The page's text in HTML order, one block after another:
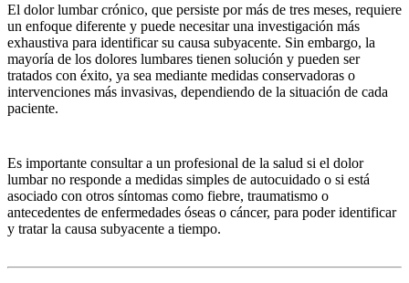
El dolor lumbar crónico, que persiste por más de tres meses, requiere
un enfoque diferente y puede necesitar una investigación más
exhaustiva para identificar su causa subyacente. Sin embargo, la
mayoría de los dolores lumbares tienen solución y pueden ser
tratados con éxito, ya sea mediante medidas conservadoras o
intervenciones más invasivas, dependiendo de la situación de cada
paciente.
Es importante consultar a un profesional de la salud si el dolor
lumbar no responde a medidas simples de autocuidado o si está
asociado con otros síntomas como fiebre, traumatismo o
antecedentes de enfermedades óseas o cáncer, para poder identificar
y tratar la causa subyacente a tiempo.